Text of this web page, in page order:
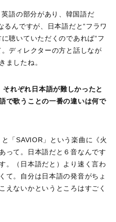
語の部分があり、韓国語だ
るんですが、日本語だと“フラワ
聴いていただくのであれば“フ
ディレクターの方と話しなが
ましたね。
れぞれ日本語が難しかったと
で歌うことの一番の違いは何で
「SAVIOR」という楽曲に《火
って。日本語だと６音なんです
。（日本語だと）より速く言わ
て。自分は日本語の発音がちょ
えないかというところはすごく